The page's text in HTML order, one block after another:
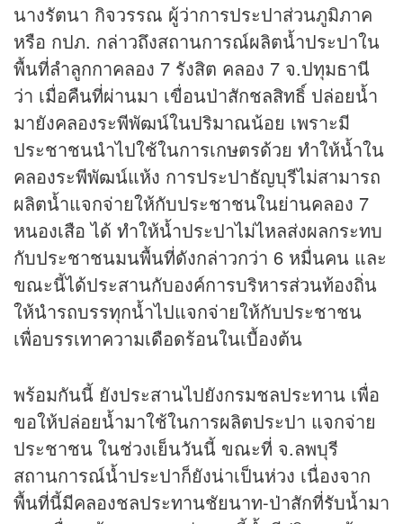
นางรัตนา กิจวรรณ ผู้ว่าการประปาส่วนภูมิภาค
หรือ กปภ. กล่าวถึงสถานการณ์ผลิตน้ำประปาใน
พื้นที่ลำลูกกาคลอง 7 รังสิต คลอง 7 จ.ปทุมธานี
ว่า เมื่อคืนที่ผ่านมา เขื่อนป่าสักชลสิทธิ์ ปล่อยน้ำ
มายังคลองระพีพัฒน์ในปริมาณน้อย เพราะมี
ประชาชนนำไปใช้ในการเกษตรด้วย ทำให้น้ำใน
คลองระพีพัฒน์แห้ง การประปาธัญบุรีไม่สามารถ
ผลิตน้ำแจกจ่ายให้กับประชาชนในย่านคลอง 7
หนองเสือ ได้ ทำให้น้ำประปาไม่ไหลส่งผลกระทบ
กับประชาชนมนพื้นที่ดังกล่าวกว่า 6 หมื่นคน และ
ขณะนี้ได้ประสานกับองค์การบริหารส่วนท้องถิ่น
ให้นำรถบรรทุกน้ำไปแจกจ่ายให้กับประชาชน
เพื่อบรรเทาความเดือดร้อนในเบื้องต้น
พร้อมกันนี้ ยังประสานไปยังกรมชลประทาน เพื่อ
ขอให้ปล่อยน้ำมาใช้ในการผลิตประปา แจกจ่าย
ประชาชน ในช่วงเย็นวันนี้ ขณะที่ จ.ลพบุรี
สถานการณ์น้ำประปาก็ยังน่าเป็นห่วง เนื่องจาก
พื้นที่นี้มีคลองชลประทานชัยนาท-ป่าสักที่รับน้ำมา